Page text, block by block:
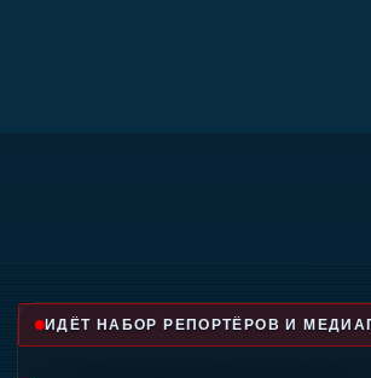
ИДЁТ НАБОР РЕПОРТЁРОВ И